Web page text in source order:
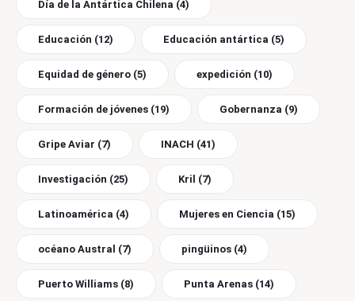
Día de la Antártica Chilena (4)
Educación (12) Educación antártica (5)
Equidad de género (5) expedición (10)
Formación de jóvenes (19) Gobernanza (9)
Gripe Aviar (7) INACH (41)
Investigación (25) Kril (7)
Latinoamérica (4) Mujeres en Ciencia (15)
océano Austral (7) pingüinos (4)
Puerto Williams (8) Punta Arenas (14)